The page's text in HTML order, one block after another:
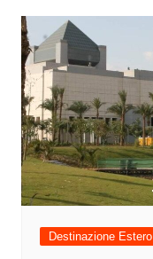
Destinazione Estero